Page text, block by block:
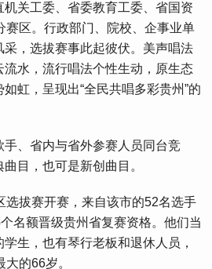
关工委、省委教育工委、省国资
赛区。行政部门、院校、企事业单
，选拔赛事此起彼伏。美声唱法
水，流行唱法个性生动，原生态
虹，呈现出“全民共唱多彩贵州”的
、省内与省外参赛人员同台竞
目，也可是新创曲目。
拔赛开赛，来自该市的52名选手
名额晋级贵州省复赛资格。他们当
生，也有琴行老板和退休人员，
的66岁。